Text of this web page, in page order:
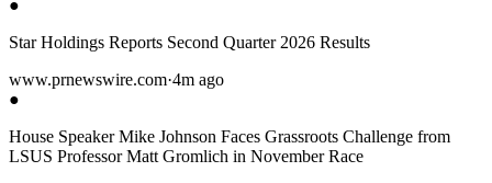
●
Star Holdings Reports Second Quarter 2026 Results
www.prnewswire.com·4m ago
●
House Speaker Mike Johnson Faces Grassroots Challenge from
LSUS Professor Matt Gromlich in November Race